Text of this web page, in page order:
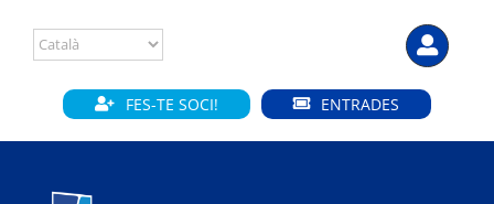
content
FES-TE SOCI! ENTRADES